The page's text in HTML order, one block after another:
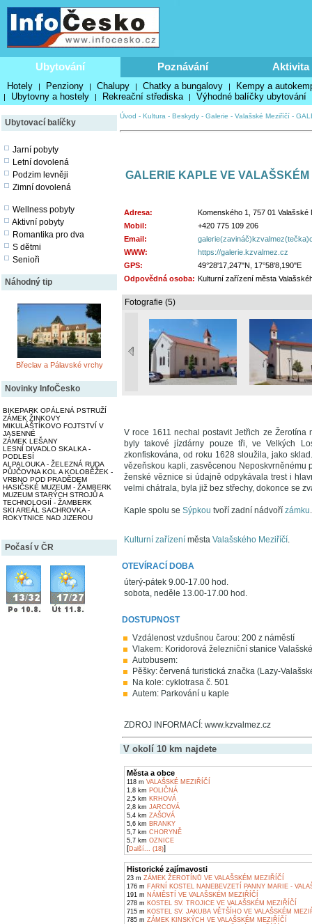
Ubytování Poznávání Aktivita
Hotely | Penziony | Chalupy | Chatky a bungalovy | Kempy a
| Ubytovny a hostely | Rekreační střediska | Výhodné balíčky ubytování
Ubytovací balíčky
Jarní pobyty
Letní dovolená
Podzim levněji
Zimní dovolená
Wellness pobyty
Aktivní pobyty
Romantika pro dva
S dětmi
Senioři
Náhodný tip
Břeclav a Pálavské vrchy
Novinky InfoČesko
BIKEPARK OPÁLENÁ PSTRUŽÍ
ZÁMEK ŽINKOVY
MIKULÁŠTÍKOVO FOJTSTVÍ V
JASENNÉ
ZÁMEK LEŠANY
LESNÍ DIVADLO SKALKA -
PODLESÍ
ALPALOUKA - ŽELEZNÁ RUDA
PŮJČOVNA KOL A KOLOBĚŽEK -
VRBNO POD PRADĚDEM
HASIČSKÉ MUZEUM - ŽAMBERK
MUZEUM STARÝCH STROJŮ A
TECHNOLOGIÍ - ŽAMBERK
SKI AREÁL SACHROVKA -
ROKYTNICE NAD JIZEROU
Počasí v ČR
Úvod - Kultura - Beskydy - Galerie - Valašské Meziříčí -
GALERIE KAPLE VE VALAŠSKÉM
Adresa:
Komenského 1, 757 01 Valašské
Mobil:
+420 775 109 206
Email:
WWW:
https://galerie.kzvalmez.cz
GPS:
49°28'17,247"N, 17°58'8,190"E
Odpovědná osoba: Kulturní zařízení města
Fotografie (5)
V roce 1611 nechal postavit Jetřich ze
byly takové jízdárny pouze tři, ve Velkých
zkonfiskována, od roku 1628 sloužila, jako
vězeňskou kapli, zasvěcenou
ženské věznice si údajně odpykávala trest i
velmi chátrala, byla již bez střechy, dokonce se
Kaple spolu se Sýpkou tvoří zadní nádvoří zámku.
Kulturní zařízení města Valašského Meziříčí.
OTEVÍRACÍ DOBA
úterý-pátek 9.00-17.00 hod.
sobota, neděle 13.00-17.00 hod.
DOSTUPNOST
Vzdálenost vzdušnou čarou: 200 z náměstí
Vlakem: Koridorová železniční stanice
Autobusem:
Pěšky: červená turistická značka (Lazy-
Na kole: cyklotrasa č. 501
Autem: Parkování u kaple
ZDROJ INFORMACÍ: www.kzvalmez.cz
V okolí 10 km najdete
Města a obce
118 m VALAŠSKÉ MEZIŘÍČÍ
1,8 km POLIČNÁ
2,5 km KRHOVÁ
2,8 km JARCOVÁ
5,4 km ZAŠOVÁ
5,6 km BRANKY
5,7 km CHORYNĚ
5,7 km OZNICE
[Další... (18)]
Historické zajímavosti
23 m ZÁMEK ŽEROTÍNŮ VE VALAŠSKÉM MEZIŘÍČÍ
176 m FARNÍ KOSTEL NANEBEVZETÍ PANNY MARIE -
191 m NÁMĚSTÍ VE VALAŠSKÉM MEZIŘÍČÍ
278 m KOSTEL SV. TROJICE VE VALAŠSKÉM MEZIŘÍČÍ
715 m KOSTEL SV. JAKUBA VĚTŠÍHO VE VALAŠSKÉM
785 m ZÁMEK KINSKÝCH VE VALAŠSKÉM MEZIŘÍČÍ